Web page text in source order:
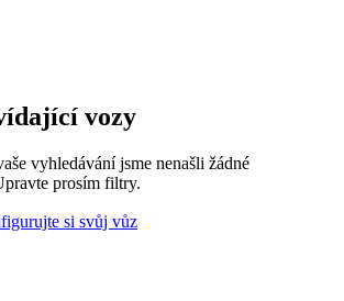
vozy
vyhledávání jsme nenašli žádné
prosím filtry.
si svůj vůz